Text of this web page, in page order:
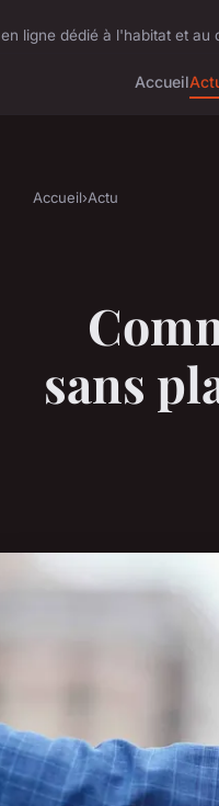
ligne dédié à l'habitat et au
Accueil
Accueil›Actu
sans